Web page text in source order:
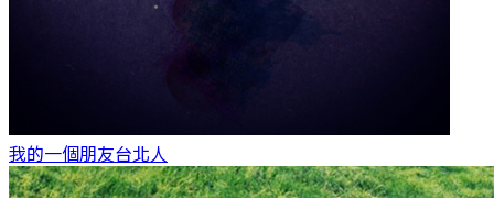
我的一個朋友台北人